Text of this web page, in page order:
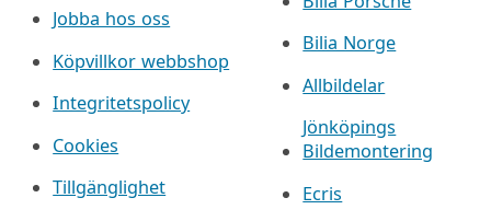
Jobba hos oss
Köpvillkor webbshop
Integritetspolicy
Cookies
Tillgänglighet
Bilia Norge
Allbildelar
Jönköpings
Bildemontering
Ecris